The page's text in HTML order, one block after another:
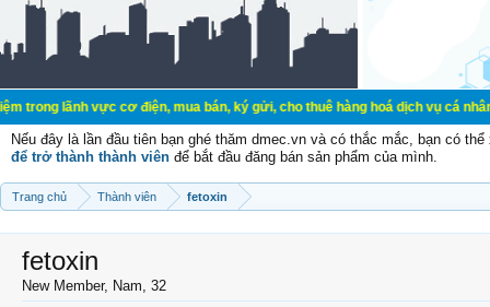
vực cơ điện, mua bán, ký gửi, cho thuê hàng hoá dịch vụ cá nhân, gia
Nếu đây là lần đầu tiên bạn ghé thăm dmec.vn và có thắc mắc, bạn có
để trở thành thành viên để bắt đầu đăng bán sản phẩm của mình.
Trang chủ Thành viên fetoxin
fetoxin
New Member, Nam, 32